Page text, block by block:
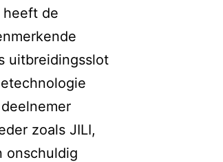
de
uitbreidingsslot
zoals JILI,
onschuldig